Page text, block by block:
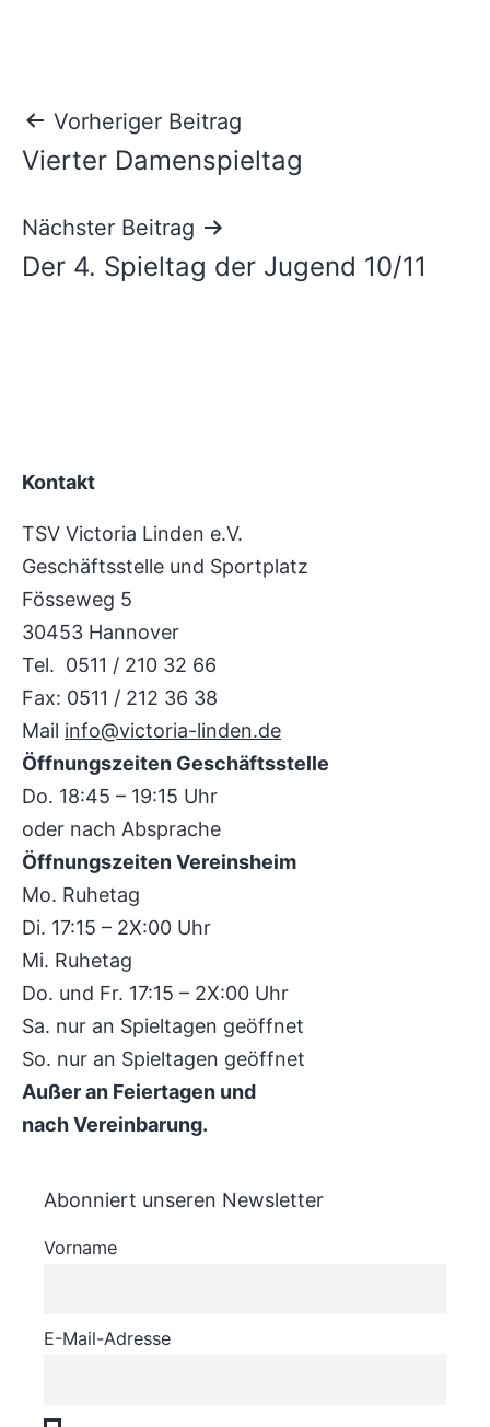
Beitragsnavigation
Vorheriger Beitrag
Vierter Damenspieltag
Nächster Beitrag
Der 4. Spieltag der Jugend 10/11
Kontakt
TSV Victoria Linden e.V.
Geschäftsstelle und Sportplatz
Fösseweg 5
30453 Hannover
Tel. 0511 / 210 32 66
Fax: 0511 / 212 36 38
Mail info@victoria-linden.de
Öffnungszeiten Geschäftsstelle
Do. 18:45 – 19:15 Uhr
oder nach Absprache
Öffnungszeiten Vereinsheim
Mo. Ruhetag
Di. 17:15 – 2X:00 Uhr
Mi. Ruhetag
Do. und Fr. 17:15 – 2X:00 Uhr
Sa. nur an Spieltagen geöffnet
So. nur an Spieltagen geöffnet
Außer an Feiertagen und
nach Vereinbarung.
Abonniert unseren Newsletter
Vorname
E-Mail-Adresse